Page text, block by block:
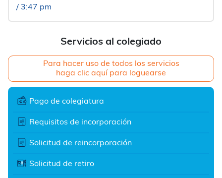
Servicios al colegiado
Para hacer uso de todos los servicios
haga clic aquí para loguearse
Pago de colegiatura
Requisitos de incorporación
Solicitud de reincorporación
Solicitud de retiro
/ 3:47 pm